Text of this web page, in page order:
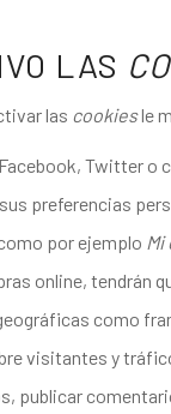
LAS
las cookiesle
Twitter o
preferencias
por ejemplo
online, tendrán
como
visitantes y
publicar